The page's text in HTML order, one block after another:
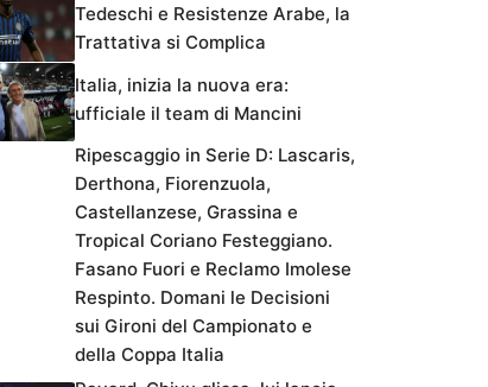
Tedeschi e Resistenze Arabe, la
Trattativa si Complica
Italia, inizia la nuova era:
ufficiale il team di Mancini
Ripescaggio in Serie D: Lascaris,
Derthona, Fiorenzuola,
Castellanzese, Grassina e
Tropical Coriano Festeggiano.
Fasano Fuori e Reclamo Imolese
Respinto. Domani le Decisioni
sui Gironi del Campionato e
della Coppa Italia